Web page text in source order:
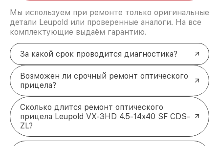
Мы используем при ремонте только оригинальные
детали Leupold или проверенные аналоги. На все
комплектующие выдаём гарантию.
За какой срок проводится диагностика?
Возможен ли срочный ремонт оптического
прицела?
Сколько длится ремонт оптического
прицела Leupold VX-3HD 4.5-14x40 SF CDS-
ZL?